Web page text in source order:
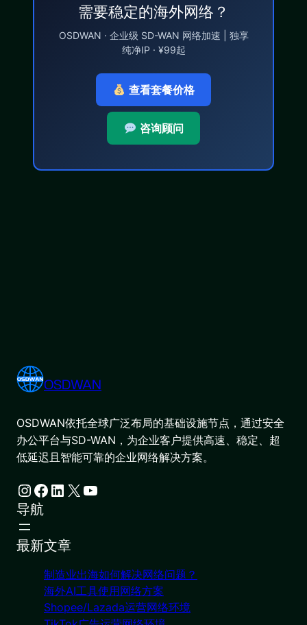
需要稳定的海外网络？
OSDWAN · 企业级 SD-WAN 网络加速 | 独享
纯净IP · ¥99起
查看套餐价格
咨询顾问
OSDWAN
OSDWAN依托全球广泛布局的基础设施节点，通过安全
办公平台与SD-WAN，为企业客户提供高速、稳定、超
低延迟且智能可靠的企业网络解决方案。
Instagram Facebook LinkedIn X YouTube
导航
最新文章
制造业出海如何解决网络问题？
海外AI工具使用网络方案
Shopee/Lazada运营网络环境